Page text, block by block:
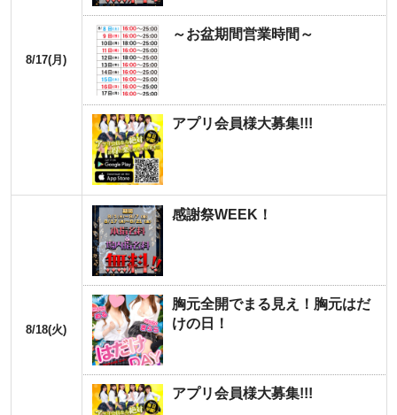
8/17(月)
～お盆期間営業時間～
アプリ会員様大募集!!!
8/18(火)
感謝祭WEEK！
胸元全開でまる見え！胸元はだ
けの日！
アプリ会員様大募集!!!